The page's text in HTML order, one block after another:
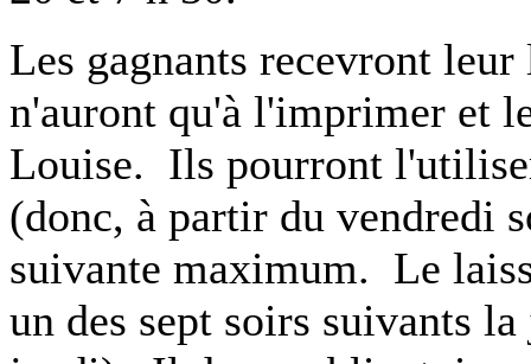
Les gagnants recevront
n'auront qu'à l'imprimer et
Louise. Ils pourront
(donc, à partir du vendredi
suivante maximum. Le
un des sept soirs suivants